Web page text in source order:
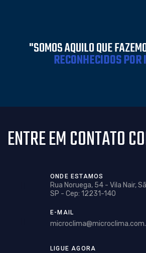
"SOMOS AQUILO QUE
RECONHECIDOS
ENTRE EM CONTATO
ONDE ESTAMOS
Rua Noruega, 54 - Vila Nair,
SP - Cep: 12231-140
E-MAIL
LIGUE AGORA